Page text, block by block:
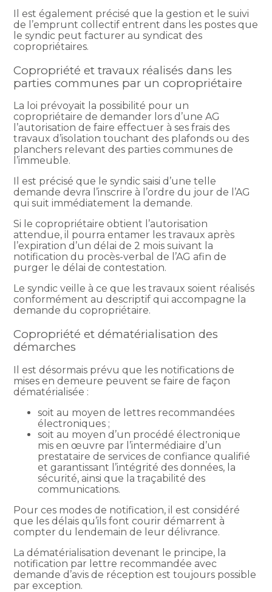
Il est également précisé que la gestion et le suivi
de l’emprunt collectif entrent dans les postes que
le syndic peut facturer au syndicat des
copropriétaires.
Copropriété et travaux réalisés dans les
parties communes par un copropriétaire
La loi prévoyait la possibilité pour un
copropriétaire de demander lors d’une AG
l’autorisation de faire effectuer à ses frais des
travaux d’isolation touchant des plafonds ou des
planchers relevant des parties communes de
l’immeuble.
Il est précisé que le syndic saisi d’une telle
demande devra l’inscrire à l’ordre du jour de l’AG
qui suit immédiatement la demande.
Si le copropriétaire obtient l’autorisation
attendue, il pourra entamer les travaux après
l’expiration d’un délai de 2 mois suivant la
notification du procès-verbal de l’AG afin de
purger le délai de contestation.
Le syndic veille à ce que les travaux soient réalisés
conformément au descriptif qui accompagne la
demande du copropriétaire.
Copropriété et dématérialisation des
démarches
Il est désormais prévu que les notifications de
mises en demeure peuvent se faire de façon
dématérialisée :
soit au moyen de lettres recommandées
électroniques ;
soit au moyen d’un procédé électronique
mis en œuvre par l’intermédiaire d’un
prestataire de services de confiance qualifié
et garantissant l’intégrité des données, la
sécurité, ainsi que la traçabilité des
communications.
Pour ces modes de notification, il est considéré
que les délais qu’ils font courir démarrent à
compter du lendemain de leur délivrance.
La dématérialisation devenant le principe, la
notification par lettre recommandée avec
demande d’avis de réception est toujours possible
par exception.